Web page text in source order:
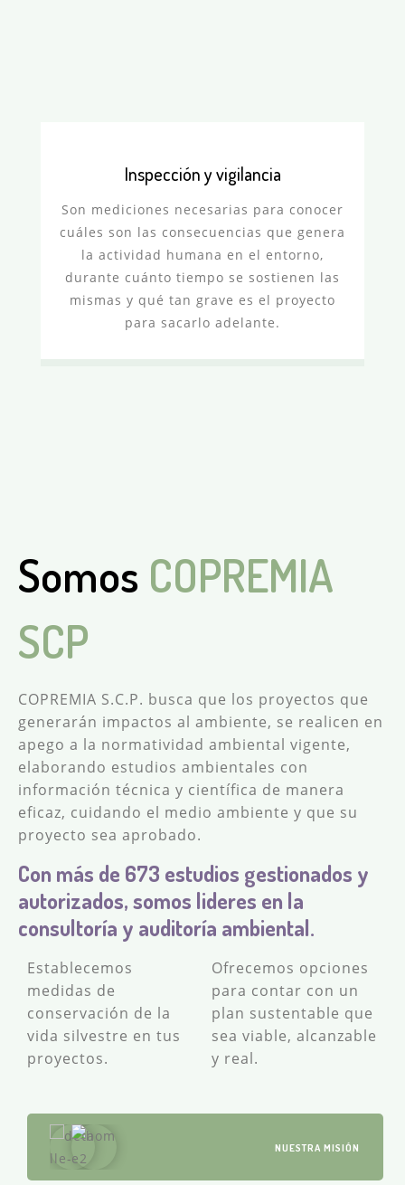
Inspección y vigilancia
Son mediciones necesarias para conocer
cuáles son las consecuencias que genera
la actividad humana en el entorno,
durante cuánto tiempo se sostienen las
mismas y qué tan grave es el proyecto
para sacarlo adelante.
Somos COPREMIA
SCP
COPREMIA S.C.P. busca que los proyectos que
generarán impactos al ambiente, se realicen en
apego a la normatividad ambiental vigente,
elaborando estudios ambientales con
información técnica y científica de manera
eficaz, cuidando el medio ambiente y que su
proyecto sea aprobado.
Con más de 673 estudios gestionados y
autorizados, somos lideres en la
consultoría y auditoría ambiental.
Establecemos
medidas de
conservación de la
vida silvestre en tus
proyectos.
Ofrecemos opciones
para contar con un
plan sustentable que
sea viable, alcanzable
y real.
Nuestra Misión
Buscamos tener una solución que el planeta y
tú necesitan. Encaminar tus proyectos hacia un
la creación de la mano humana y de la madre
naturaleza puedan coexistir.
Queremos ser esa mano amiga, que te
guiará y asesorará antes del proceso de
construcción.
NUESTRA MISIÓN